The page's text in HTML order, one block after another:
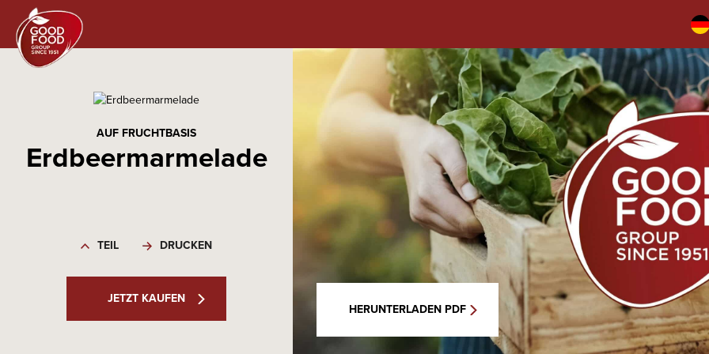
AUF FRUCHTBASIS
Erdbeermarmelade
TEIL DRUCKEN
JETZT KAUFEN
HERUNTERLADEN PDF